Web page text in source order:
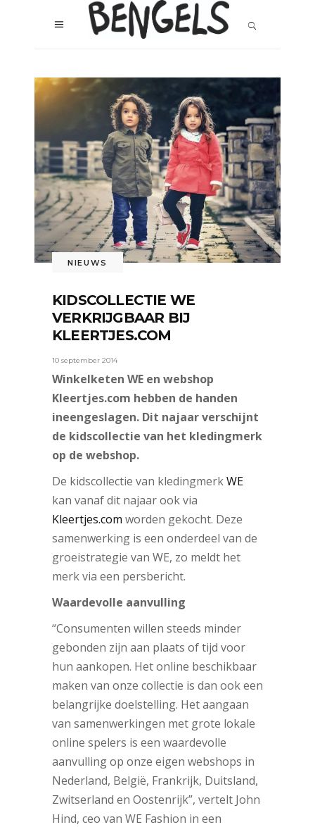
NIEUWS
KIDSCOLLECTIE WE
VERKRIJGBAAR BIJ
KLEERTJES.COM
10 september 2014
Winkelketen WE en webshop
Kleertjes.com hebben de handen
ineengeslagen. Dit najaar verschijnt
de kidscollectie van het kledingmerk
op de webshop.
De kidscollectie van kledingmerkWE
kan vanaf dit najaar ook via
Kleertjes.com worden gekocht. Deze
samenwerking is een onderdeel van de
groeistrategie van WE, zo meldt het
merk via een persbericht.
Waardevolle aanvulling
“Consumenten willen steeds minder
gebonden zijn aan plaats of tijd voor
hun aankopen. Het online beschikbaar
maken van onze collectie is dan ook een
belangrijke doelstelling. Het aangaan
van samenwerkingen met grote lokale
online spelers is een waardevolle
aanvulling op onze eigen webshops in
Nederland, België, Frankrijk, Duitsland,
Zwitserland en Oostenrijk”, vertelt John
Hind, ceo van WE Fashion in een